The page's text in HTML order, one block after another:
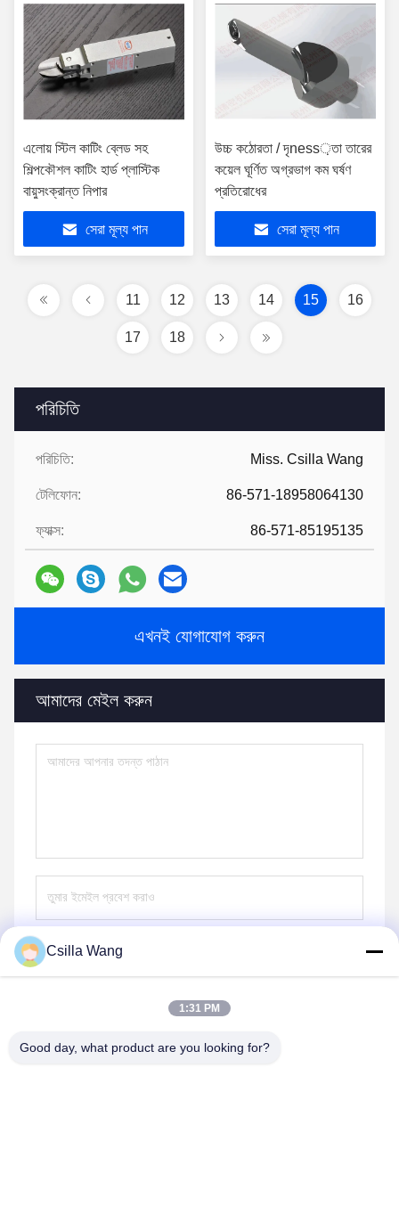
পরিচিতি
পরিচিতি: Miss. Csilla Wang
টেলিফোন: 86-571-18958064130
ফ্যাক্স: 86-571-85195135
এখনই যোগাযোগ করুন
আমাদের মেইল ​​করুন
এলোয় স্টিল কাটিং ব্লেড সহ
শিল্পকৌশল কাটিং হার্ড প্লাস্টিক
বায়ুসংক্রান্ত নিপার
সেরা মূল্য পান
উচ্চ কঠোরতা / দৃness়তা তারের
কয়েল ঘূর্ণিত অগ্রভাগ কম ঘর্ষণ
প্রতিরোধের
সেরা মূল্য পান
11 12 13 14 15 16
17 18
Csilla Wang
1:31 PM
Good day, what product are you looking for?